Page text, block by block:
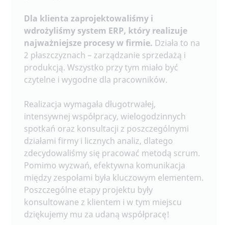
Dla klienta zaprojektowaliśmy i
wdrożyliśmy system ERP, który realizuje
najważniejsze procesy w firmie. Działa to na
2 płaszczyznach – zarządzanie sprzedażą i
produkcją. Wszystko przy tym miało być
czytelne i wygodne dla pracowników.
Realizacja wymagała długotrwałej,
intensywnej współpracy, wielogodzinnych
spotkań oraz konsultacji z poszczególnymi
działami firmy i licznych analiz, dlatego
zdecydowaliśmy się pracować metodą scrum.
Pomimo wyzwań, efektywna komunikacja
między zespołami była kluczowym elementem.
Poszczególne etapy projektu były
konsultowane z klientem i w tym miejscu
dziękujemy mu za udaną współpracę!